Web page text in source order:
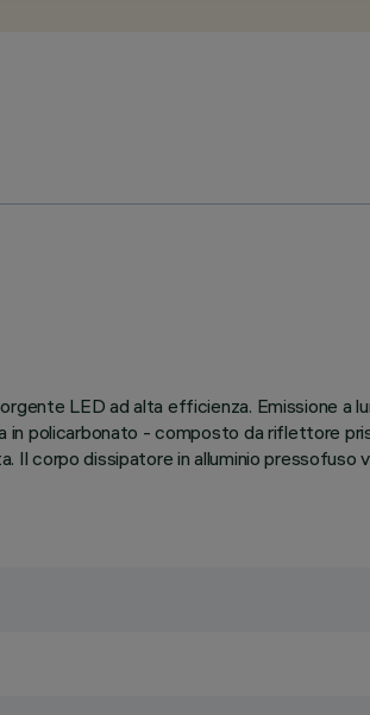
LED ad alta efficienza. Emissione a
policarbonato - composto da riflettore
corpo dissipatore in alluminio pressofuso